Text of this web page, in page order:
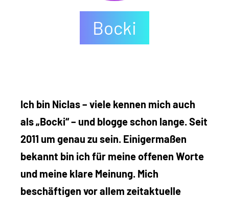
Bocki
Ich bin Niclas – viele kennen mich auch
als „Bocki“ – und blogge schon lange. Seit
2011 um genau zu sein. Einigermaßen
bekannt bin ich für meine offenen Worte
und meine klare Meinung. Mich
beschäftigen vor allem zeitaktuelle